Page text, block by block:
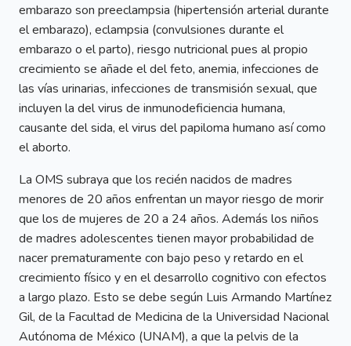
embarazo son preeclampsia (hipertensión arterial durante
el embarazo), eclampsia (convulsiones durante el
embarazo o el parto), riesgo nutricional pues al propio
crecimiento se añade el del feto, anemia, infecciones de
las vías urinarias, infecciones de transmisión sexual, que
incluyen la del virus de inmunodeficiencia humana,
causante del sida, el virus del papiloma humano así como
el aborto.
La OMS subraya que los recién nacidos de madres
menores de 20 años enfrentan un mayor riesgo de morir
que los de mujeres de 20 a 24 años. Además los niños
de madres adolescentes tienen mayor probabilidad de
nacer prematuramente con bajo peso y retardo en el
crecimiento físico y en el desarrollo cognitivo con efectos
a largo plazo. Esto se debe según Luis Armando Martínez
Gil, de la Facultad de Medicina de la Universidad Nacional
Autónoma de México (UNAM), a que la pelvis de la